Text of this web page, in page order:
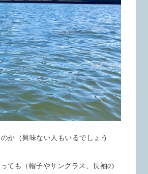
か（興味ない人もいるでしょう
ても（帽子やサングラス、長袖の